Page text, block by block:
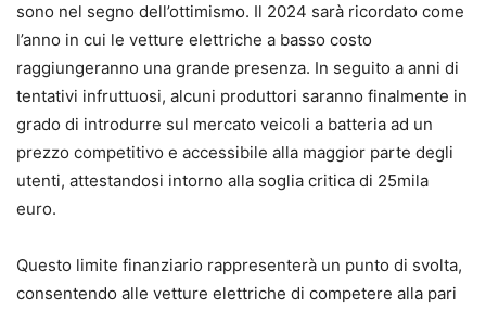
sono nel segno dell’ottimismo. Il 2024 sarà ricordato come
l’anno in cui le vetture elettriche a basso costo
raggiungeranno una grande presenza. In seguito a anni di
tentativi infruttuosi, alcuni produttori saranno finalmente in
grado di introdurre sul mercato veicoli a batteria ad un
prezzo competitivo e accessibile alla maggior parte degli
utenti, attestandosi intorno alla soglia critica di 25mila
euro.
Questo limite finanziario rappresenterà un punto di svolta,
consentendo alle vetture elettriche di competere alla pari